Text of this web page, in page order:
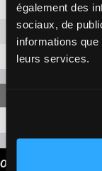
également des
sociaux, de
informations
leurs services.
6-3
6-5
3-5
OUR TIPS